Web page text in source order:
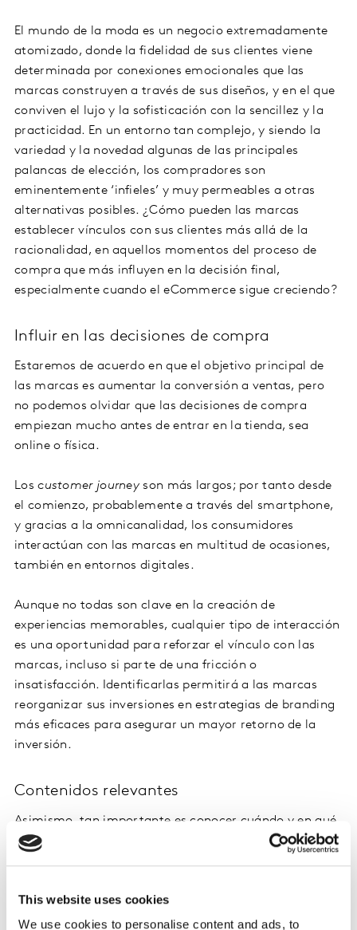
This website uses cookies
We use cookies to personalise content and ads, to
El mundo de la moda es un negocio extremadamente
atomizado, donde la fidelidad de sus clientes viene
determinada por conexiones emocionales que las
marcas construyen a través de sus diseños, y en el que
conviven el lujo y la sofisticación con la sencillez y la
practicidad. En un entorno tan complejo, y siendo la
variedad y la novedad algunas de las principales
palancas de elección, los compradores son
eminentemente ‘infieles’ y muy permeables a otras
alternativas posibles. ¿Cómo pueden las marcas
establecer vínculos con sus clientes más allá de la
racionalidad, en aquellos momentos del proceso de
compra que más influyen en la decisión final,
especialmente cuando el eCommerce sigue creciendo?
Influir en las decisiones de compra
Estaremos de acuerdo en que el objetivo principal de
las marcas es aumentar la conversión a ventas, pero
no podemos olvidar que las decisiones de compra
empiezan mucho antes de entrar en la tienda, sea
online o física.
Loscustomer journey son más largos; por tanto desde
el comienzo, probablemente a través del smartphone,
y gracias a la omnicanalidad, los consumidores
interactúan con las marcas en multitud de ocasiones,
también en entornos digitales.
Aunque no todas son clave en la creación de
experiencias memorables, cualquier tipo de interacción
es una oportunidad para reforzar el vínculo con las
marcas, incluso si parte de una fricción o
insatisfacción. Identificarlas permitirá a las marcas
reorganizar sus inversiones en estrategias de branding
más eficaces para asegurar un mayor retorno de la
inversión.
Contenidos relevantes
Asimismo, tan importante es conocer cuándo y en qué
plataformas, como decidir qué contenidos son
autoexpresión de necesidades individuales, entender las
necesidades de los consumidores es básico para